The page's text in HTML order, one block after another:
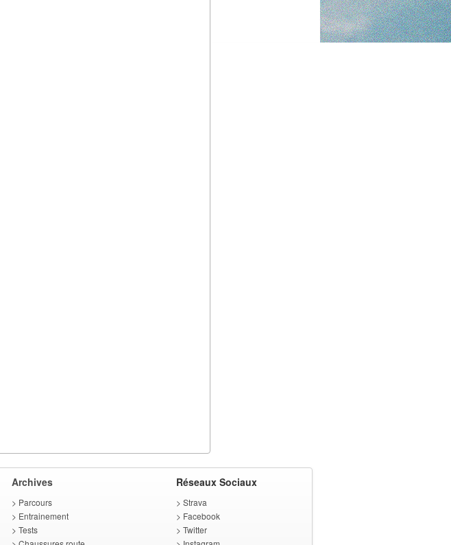
Archives
> Parcours
> Entrainement
> Tests
Réseaux Sociaux
> Strava
> Facebook
> Twitter